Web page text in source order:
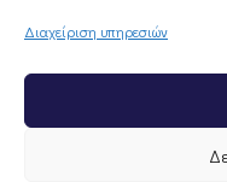
Διαχείριση υπηρεσιών